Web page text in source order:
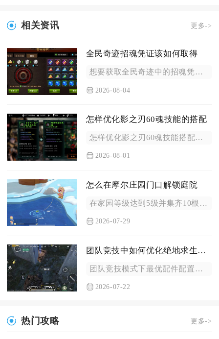
相关资讯 更多->
全民奇迹招魂凭证该如何取得
想要获取全民奇迹中的招魂凭证，主要依靠限时主题活动兑换、战盟...
2026-08-04
怎样优化影之刃60魂技能的搭配
怎样优化影之刃60魂技能搭配的核心方案是按炽刃、绝影两条转职...
2026-08-01
怎么在摩尔庄园门口解锁庭院
在家园等级达到5级并集齐10根木材、8块铁矿，完成家园扩建计...
2026-07-29
团队竞技中如何优化绝地求生的配件配置
团队竞技模式下最优配件配置核心逻辑是按照队内职能划分枪械套装...
2026-07-22
热门攻略 更多->